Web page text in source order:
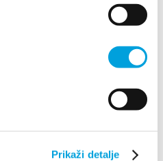
Prikaži detalje